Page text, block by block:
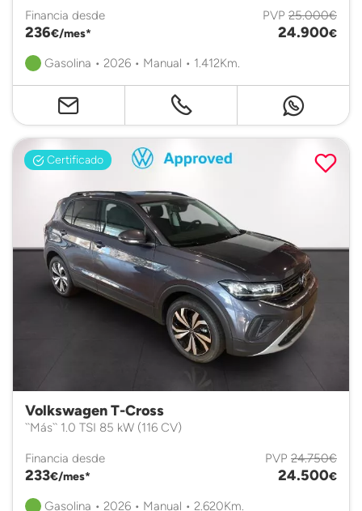
Financia desde
236€/mes*
PVP 25.000€
24.900€
Gasolina • 2026 • Manual • 1.412Km.
Certificado
Volkswagen T-Cross
``Más`` 1.0 TSI 85 kW (116 CV)
Financia desde
233€/mes*
PVP 24.750€
24.500€
Gasolina • 2026 • Manual • 2.620Km.